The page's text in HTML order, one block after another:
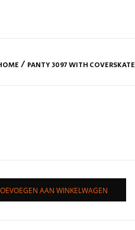
/ PANTY 3097 WITH COVERSKATE
AAN WINKELWAGEN